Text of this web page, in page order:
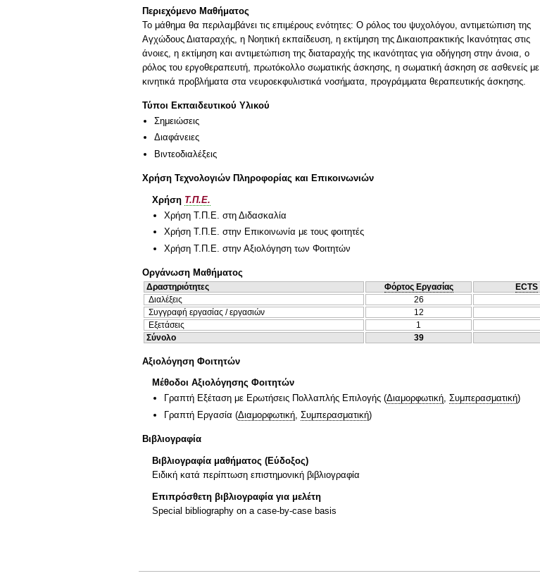
Περιεχόμενο Μαθήματος
Το μάθημα θα περιλαμβάνει τις επιμέρους ενότητες: Ο ρόλος του ψυχολόγου, αντιμετώπιση της
Αγχώδους Διαταραχής, η Νοητική εκπαίδευση, η εκτίμηση της Δικαιοπρακτικής Ικανότητας στις
άνοιες, η εκτίμηση και αντιμετώπιση της διαταραχής της ικανότητας για οδήγηση στην άνοια, ο
ρόλος του εργοθεραπευτή, πρωτόκολλο σωματικής άσκησης, η σωματική άσκηση σε ασθενείς με
κινητικά προβλήματα στα νευροεκφυλιστικά νοσήματα, προγράμματα θεραπευτικής άσκησης.
Τύποι Εκπαιδευτικού Υλικού
Σημειώσεις
Διαφάνειες
Βιντεοδιαλέξεις
Χρήση Τεχνολογιών Πληροφορίας και Επικοινωνιών
Χρήση Τ.Π.Ε.
Χρήση Τ.Π.Ε. στη Διδασκαλία
Χρήση Τ.Π.Ε. στην Επικοινωνία με τους φοιτητές
Χρήση Τ.Π.Ε. στην Αξιολόγηση των Φοιτητών
Οργάνωση Μαθήματος
Δραστηριότητες Φόρτος Εργασίας ECTS
Διαλέξεις
26
Συγγραφή εργασίας / εργασιών
12
Εξετάσεις
1
Σύνολο
39
Αξιολόγηση Φοιτητών
Μέθοδοι Αξιολόγησης Φοιτητών
Γραπτή Εξέταση με Ερωτήσεις Πολλαπλής Επιλογής (Διαμορφωτική, Συμπερασματική)
Γραπτή Εργασία (Διαμορφωτική Συμπερασματική)
Βιβλιογραφία
Βιβλιογραφία μαθήματος (Εύδοξος)
Ειδική κατά περίπτωση επιστημονική βιβλιογραφία
Επιπρόσθετη βιβλιογραφία για μελέτη
Special bibliography on a case-by-case basis